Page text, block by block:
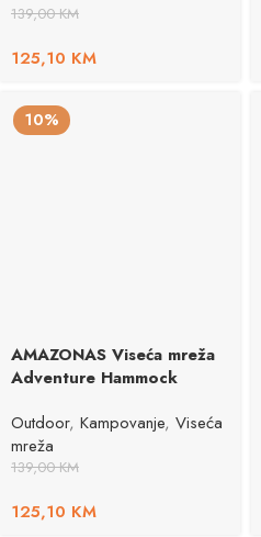
139,00KM
125,10 KM
10%
AMAZONAS Viseća mreža
Adventure Hammock
Outdoor, Kampovanje, Viseća
mreža
139,00KM
125,10 KM